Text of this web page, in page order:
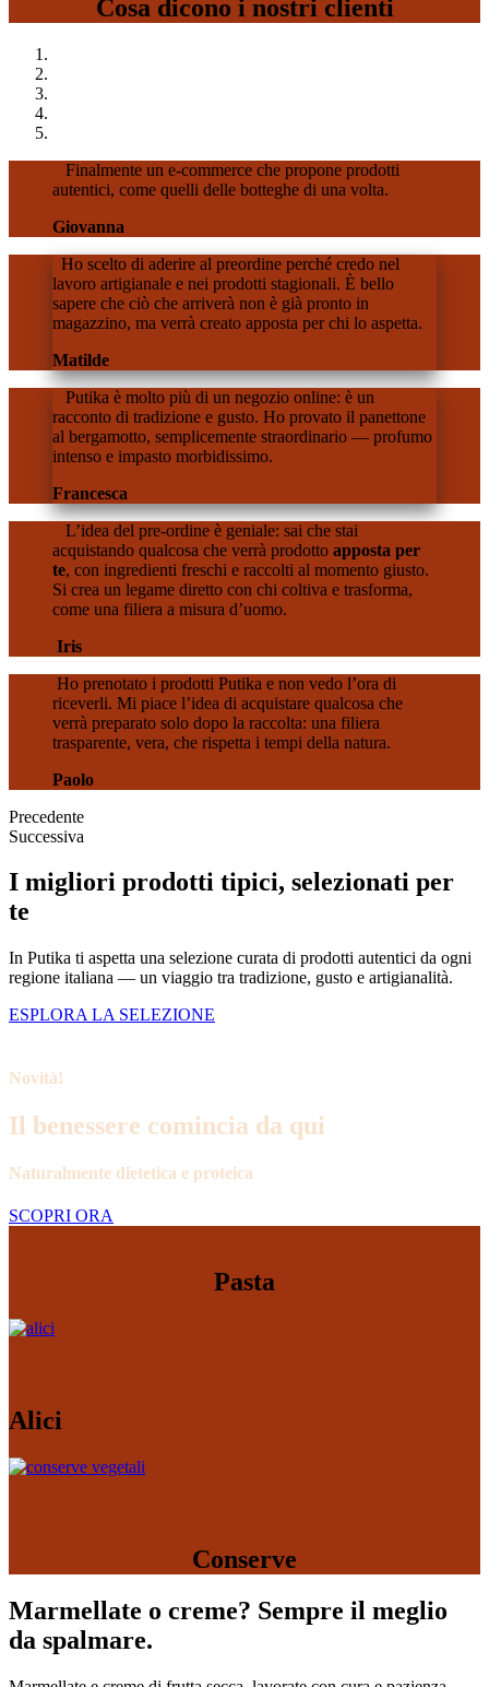
Cosa dicono i nostri clienti​
Finalmente un e-commerce che propone prodotti
autentici, come quelli delle botteghe di una volta.
Giovanna
Ho scelto di aderire al preordine perché credo nel
lavoro artigianale e nei prodotti stagionali. È bello
sapere che ciò che arriverà non è già pronto in
magazzino, ma verrà creato apposta per chi lo aspetta.
Matilde
Putika è molto più di un negozio online: è un
racconto di tradizione e gusto. Ho provato il panettone
al bergamotto, semplicemente straordinario — profumo
intenso e impasto morbidissimo.
Francesca
L’idea del pre-ordine è geniale: sai che stai
acquistando qualcosa che verrà prodotto apposta per
te, con ingredienti freschi e raccolti al momento giusto.
Si crea un legame diretto con chi coltiva e trasforma,
come una filiera a misura d’uomo.
Iris
Ho prenotato i prodotti Putika e non vedo l’ora di
riceverli. Mi piace l’idea di acquistare qualcosa che
verrà preparato solo dopo la raccolta: una filiera
trasparente, vera, che rispetta i tempi della natura.
Paolo
Precedente
Successiva
I migliori prodotti tipici, selezionati per
te
In Putika ti aspetta una selezione curata di prodotti autentici da ogni
regione italiana — un viaggio tra tradizione, gusto e artigianalità.
ESPLORA LA SELEZIONE
Novità!
Il benessere comincia da qui
Naturalmente dietetica e proteica
SCOPRI ORA
Pasta
Alici
Conserve
Marmellate o creme? Sempre il meglio
da spalmare.